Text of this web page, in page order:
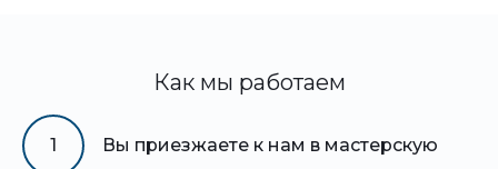
Как мы работаем
1 Вы приезжаете к нам в мастерскую